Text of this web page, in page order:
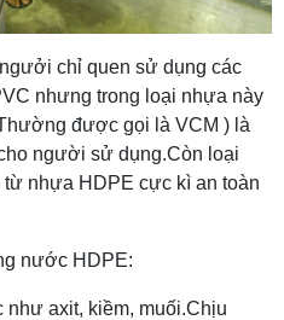
chỉ quen sử dụng các
nhưng trong loại nhựa này
được gọi là VCM ) là
người sử dụng.Còn loại
nhựa HDPE cực kì an toàn
nước HDPE:
như axit, kiềm, muối.Chịu